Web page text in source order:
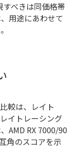
べきは同価格帯
用途にあわせて
較は、レイト
イトレーシング
AMD RX 7000/90
角のスコアを示